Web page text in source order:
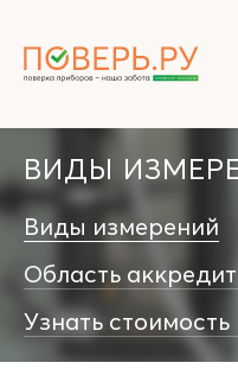
ВИДЫ
Виды измерений
Область
Узнать стоимость